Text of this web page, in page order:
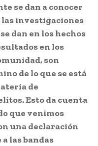
se dan a conocer
investigaciones
dan en los hechos
en los
son
de lo que se está
de
Esto da cuenta
que venimos
una declaración
las bandas